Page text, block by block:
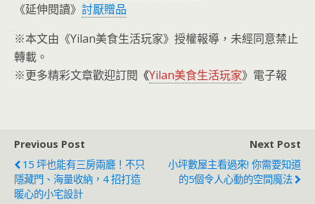
《延伸閱讀》 討厭贈品
※本文由《Yilan美食生活玩家》授權報導，未經同意禁止
轉載。
※更多精彩文章歡迎訂閱 《Yilan美食生活玩家》電子報
Previous Post
15 坪也能有三房兩廳！不只
隱藏門、海量收納，4 招打造
暖心的小宅設計
Next Post
小坪數屋主看過來! 你需要知道
的5個令人心動的空間魔法